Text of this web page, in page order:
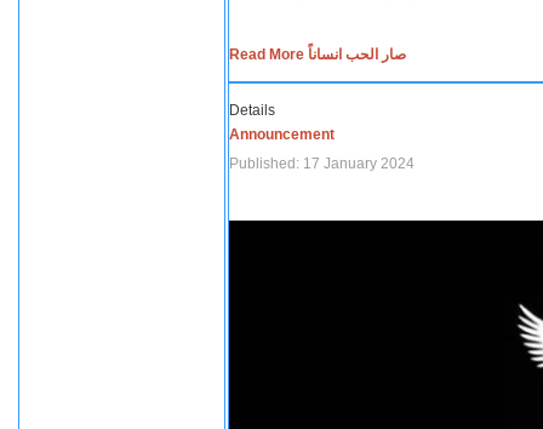
Read More صار الحب انساناً
Details
Announcement
Published: 17 January 2024